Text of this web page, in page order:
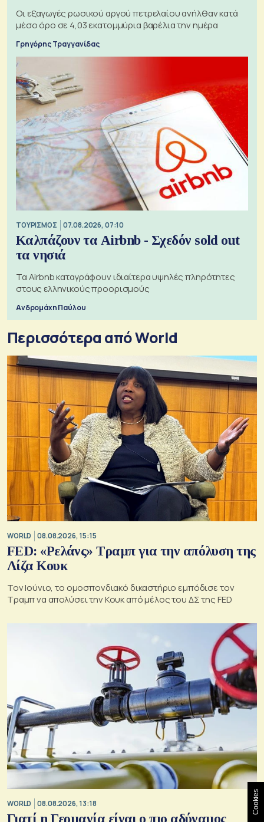
Οι εξαγωγές ρωσικού αργού πετρελαίου ανήλθαν κατά
μέσο όρο σε 4,03 εκατομμύρια βαρέλια την ημέρα
Γρηγόρης Τραγγανίδας
ΤΟΥΡΙΣΜΟΣ 07.08.2026, 07:10
Καλπάζουν τα Airbnb - Σχεδόν sold out
τα νησιά
Τα Airbnb καταγράφουν ιδιαίτερα υψηλές πληρότητες
στους ελληνικούς προορισμούς
Ανδρομάχη Παύλου
Περισσότερα από World
WORLD 08.08.2026, 15:15
FED: «Ρελάνς» Τραμπ για την απόλυση της
Λίζα Κουκ
Τον Ιούνιο, το ομοσπονδιακό δικαστήριο εμπόδισε τον
Τραμπ να απολύσει την Κουκ από μέλος του ΔΣ της FED
WORLD 08.08.2026, 13:18
Γιατί η Γερμανία είναι ο πιο αδύναμος
Cookies